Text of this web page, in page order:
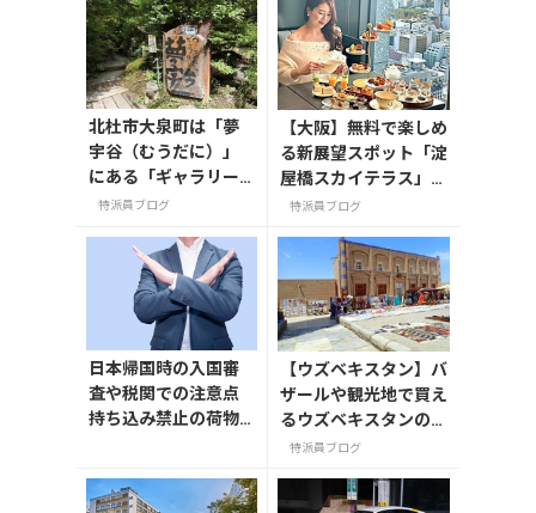
北杜市大泉町は「夢
宇谷（むうだに）」
にある「ギャラリーM
UU」を紹介します。
特派員ブログ
【大阪】無料で楽しめ
る新展望スポット「淀
屋橋スカイテラス」と
30階アフタヌーンテ
特派員ブログ
日本帰国時の入国審
査や税関での注意点
持ち込み禁止の荷物
【ウズベキスタン】バ
ザールや観光地で買え
るウズベキスタンのお
土産
特派員ブログ